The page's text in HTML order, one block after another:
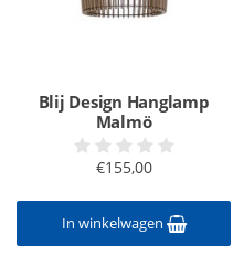
Blij Design Hanglamp
Malmö
€155,00
In winkelwagen